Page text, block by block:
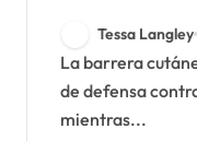
Tessa Langley
La barrera cutánea actúa como la primera línea
de defensa
mientras...